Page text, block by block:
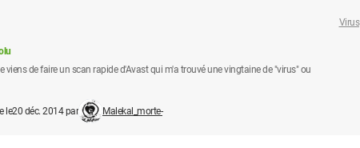
Virus
viens de faire un scan rapide d'Avast qui m'a trouvé une vingtaine de "virus" ou
le20 déc. 2014 par Malekal_morte-